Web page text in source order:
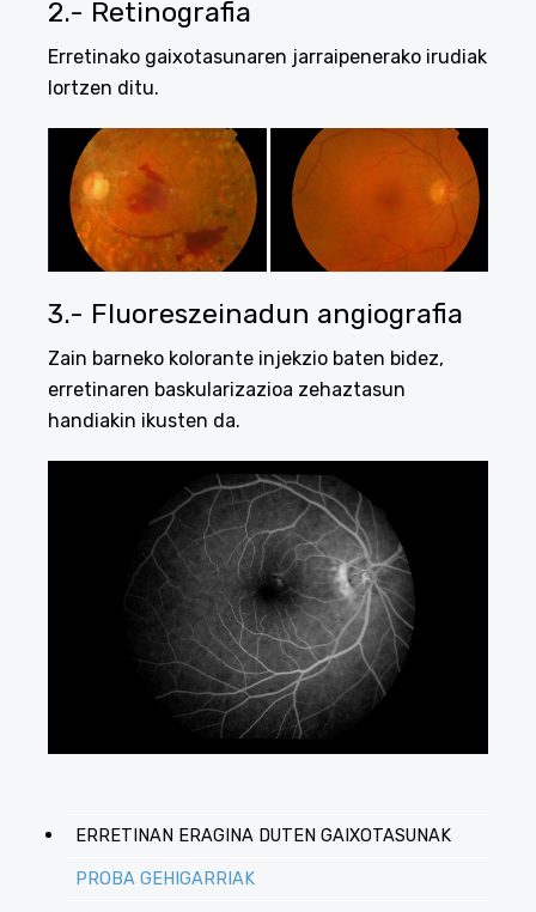
2.- Retinografia
Erretinako gaixotasunaren jarraipenerako irudiak
lortzen ditu.
3.- Fluoreszeinadun angiografia
Zain barneko kolorante injekzio baten bidez,
erretinaren baskularizazioa zehaztasun
handiakin ikusten da.
ERRETINAN ERAGINA DUTEN GAIXOTASUNAK
PROBA GEHIGARRIAK